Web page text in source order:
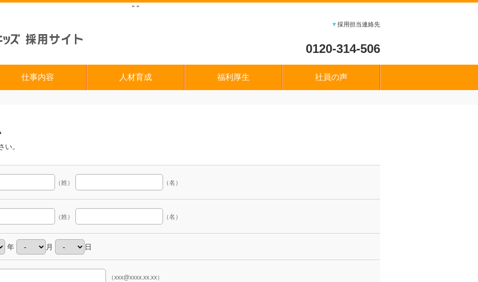
" "
▼採用担当連絡先
0120-314-506
仕事内容 人材育成 福利厚生 社員の声
い。
（姓） （名）
（姓） （名）
年 月 日
（xxx@xxxx.xx.xx）